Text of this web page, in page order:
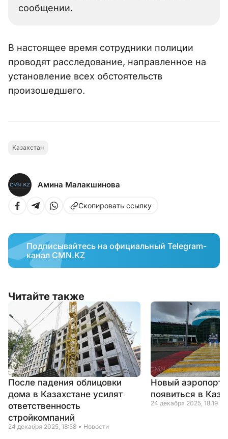
сообщении.
В настоящее время сотрудники полиции
проводят расследование, направленное на
установление всех обстоятельств
произошедшего.
Казахстан
Амина Малакшинова
Скопировать ссылку
Подписывайтесь на официальный Telegram-
канал CMN.KZ
Читайте также
После падения облицовки
дома в Казахстане усилят
ответственность
стройкомпаний
24 декабря 2025, 18:58 Новости
Новый аэропорт
появиться в
24 декабря 2025, 18:19